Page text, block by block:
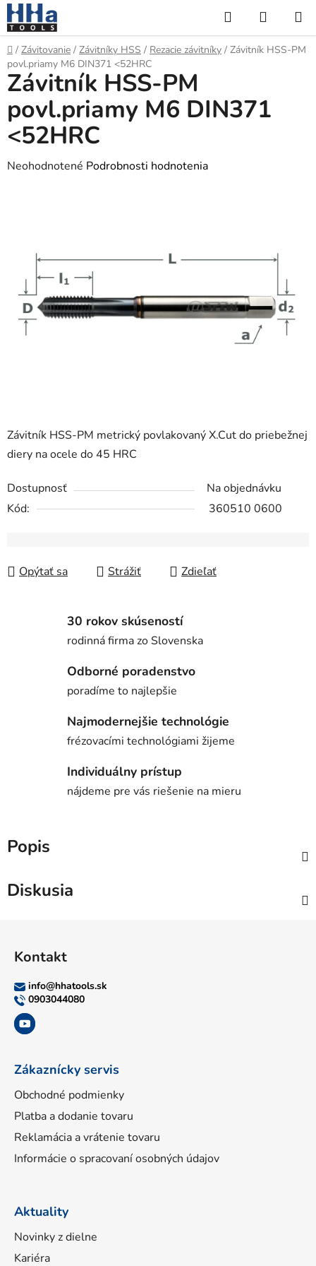
Prejsť
na
obsah
Hľadať
KOŠÍK
Domov
/ Závitovanie / Závitníky HSS / Rezacie závitníky / Závitník HSS-PM
povl.priamy M6 DIN371 <52HRC
Závitník HSS-PM metrický povlakovaný X.Cut do priebežnej
diery na ocele do 45 HRC
Dostupnosť
Na objednávku
Kód:
360510 0600
Opýtať sa Strážiť Zdieľať
Závitník HSS-PM
povl.priamy M6 DIN371
<52HRC
Priemerné
hviezdičiek.
Neohodnotené Podrobnosti hodnotenia
30 rokov skúseností
rodinná firma zo Slovenska
Odborné poradenstvo
poradíme to najlepšie
Najmodernejšie technológie
frézovacími technológiami žijeme
Individuálny prístup
nájdeme pre vás riešenie na mieru
Popis
Diskusia
Kontakt
info@hhatools.sk
0903044080
Zákaznícky servis
Obchodné podmienky
Platba a dodanie tovaru
Reklamácia a vrátenie tovaru
Informácie o spracovaní osobných údajov
Aktuality
Novinky z dielne
Kariéra